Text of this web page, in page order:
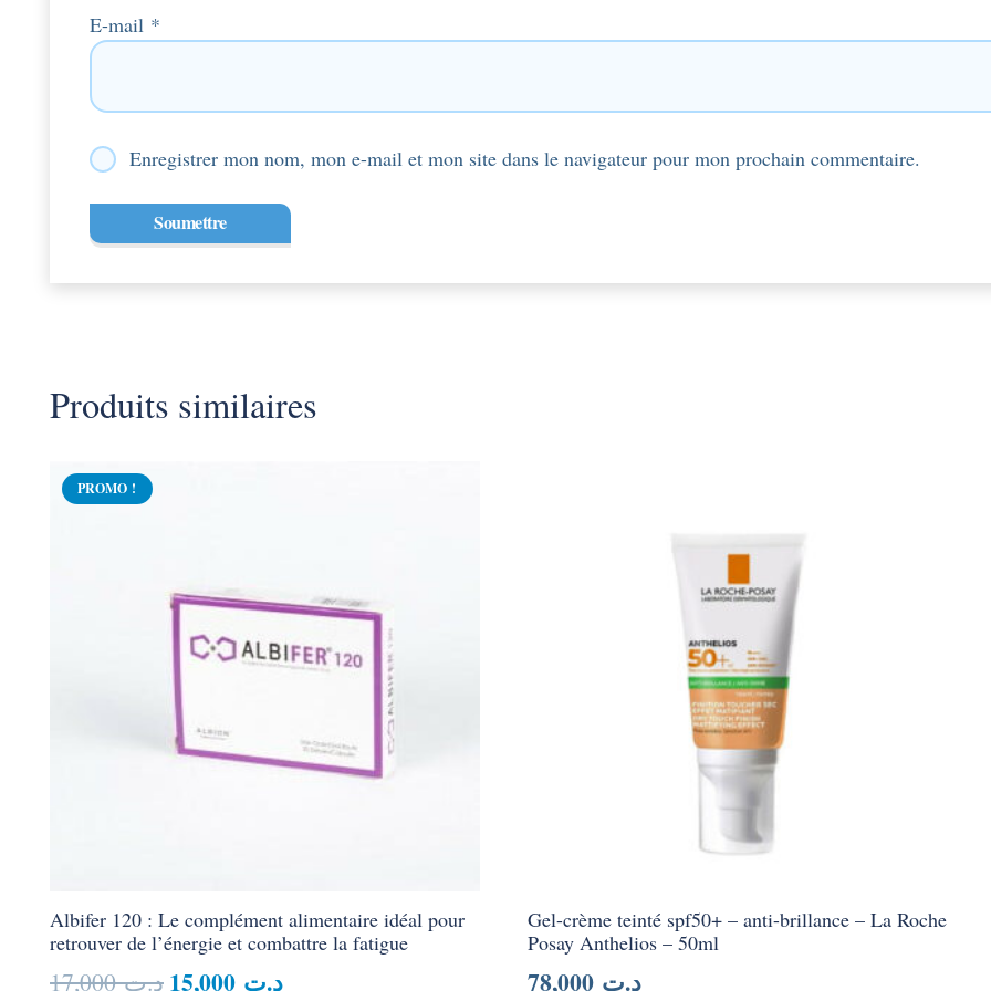
E-mail *
Enregistrer mon nom, mon e-mail et mon site dans le navigateur pour mon prochain commentaire.
Produits similaires
PROMO !
Albifer 120 : Le complément alimentaire idéal pour
retrouver de l’énergie et combattre la fatigue
د.ت17,000 Le د.تLe
Gel-crème teinté spf50+ – anti-brillance – La Roche
Posay Anthelios – 50ml
د.ت